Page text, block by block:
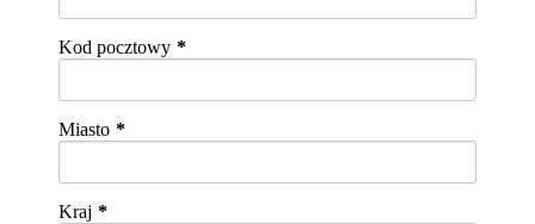
Kod pocztowy
Miasto
Kraj